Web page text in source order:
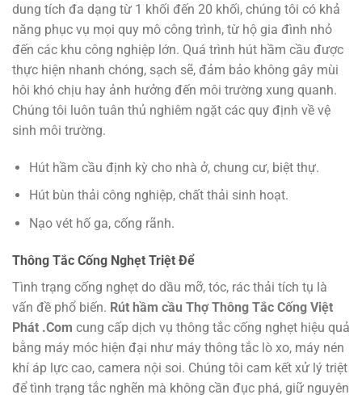
dung tích đa dạng từ 1 khối đến 20 khối, chúng tôi có khả
năng phục vụ mọi quy mô công trình, từ hộ gia đình nhỏ
đến các khu công nghiệp lớn. Quá trình hút hầm cầu được
thực hiện nhanh chóng, sạch sẽ, đảm bảo không gây mùi
hôi khó chịu hay ảnh hưởng đến môi trường xung quanh.
Chúng tôi luôn tuân thủ nghiêm ngặt các quy định về vệ
sinh môi trường.
Hút hầm cầu định kỳ cho nhà ở, chung cư, biệt thự.
Hút bùn thải công nghiệp, chất thải sinh hoạt.
Nạo vét hố ga, cống rãnh.
Thông Tắc Cống Nghẹt Triệt Để
Tình trạng cống nghẹt do dầu mỡ, tóc, rác thải tích tụ là
vấn đề phổ biến. Rút hầm cầu Thợ Thông Tắc Cống Việt
Phát .Com cung cấp dịch vụ thông tắc cống nghẹt hiệu quả
bằng máy móc hiện đại như máy thông tắc lò xo, máy nén
khí áp lực cao, camera nội soi. Chúng tôi cam kết xử lý triệt
để tình trạng tắc nghẽn mà không cần đục phá, giữ nguyên